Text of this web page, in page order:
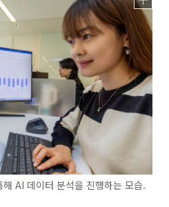
AI 데이터 분석을 진행하는 모습.